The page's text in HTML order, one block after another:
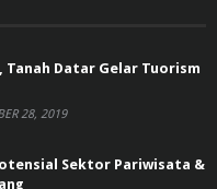
Datar Gelar Tuorism
28, 2019
Sektor Pariwisata &